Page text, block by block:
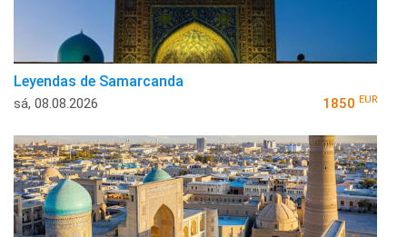
Leyendas de Samarcanda
sá, 08.08.2026 1850 EUR